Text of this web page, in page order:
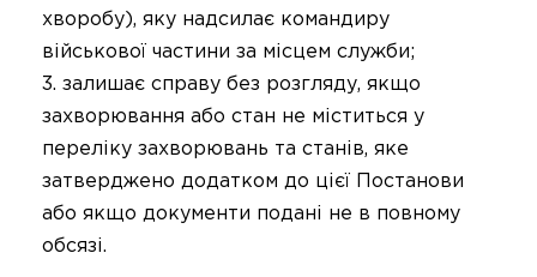
хворобу), яку надсилає командиру
військової частини за місцем служби;
залишає справу без розгляду, якщо
захворювання або стан не міститься у
переліку захворювань та станів, яке
затверджено додатком до цієї Постанови
або якщо документи подані не в повному
обсязі.